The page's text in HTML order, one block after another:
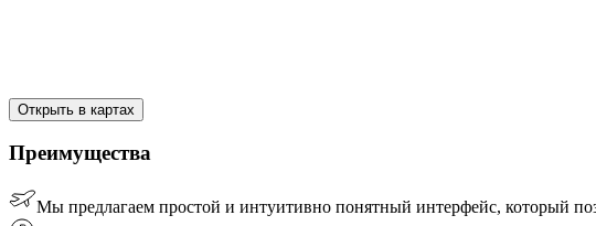
Открыть в картах
Преимущества
Мы предлагаем простой и интуитивно понятный интерфейс, который